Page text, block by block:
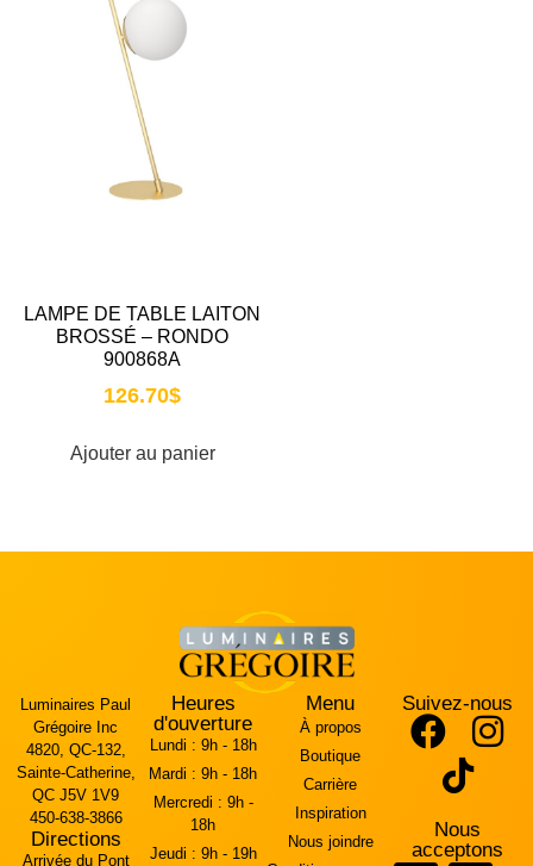
LAMPE DE TABLE LAITON
BROSSÉ – RONDO
900868A
126.70$
Ajouter au panier
Luminaires Paul
Grégoire Inc
4820, QC-132,
Sainte-Catherine,
QC J5V 1V9
450-638-3866
Directions
Arrivée du Pont
Heures
d'ouverture
Lundi : 9h - 18h
Mardi : 9h - 18h
Mercredi : 9h -
18h
Jeudi : 9h - 19h
Menu
À propos
Boutique
Carrière
Inspiration
Nous joindre
Suivez-nous
Nous
acceptons